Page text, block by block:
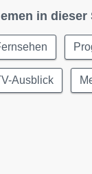
in dieser
Ausblick